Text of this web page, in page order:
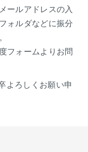
ールアドレスの入
ォルダなどに振分
フォームよりお問
よろしくお願い申